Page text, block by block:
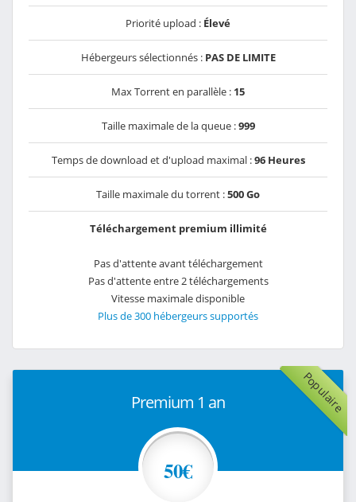
Priorité upload : Élevé
Hébergeurs sélectionnés : PAS DE LIMITE
Max Torrent en parallèle : 15
Taille maximale de la queue :999
Temps de download et d'upload maximal :96 Heures
Taille maximale du torrent :500 Go
Téléchargement premium illimité
Pas d'attente avant téléchargement
Pas d'attente entre 2 téléchargements
Vitesse maximale disponible
Plus de 300 hébergeurs supportés
Populaire
Premium 1 an
50€